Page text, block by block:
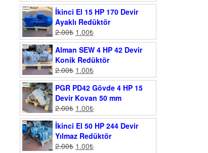
İkinci El 15 HP 170 Devir
Ayaklı Redüktör
2.00₺ 1.00₺
Alman SEW 4 HP 42 Devir
Konik Redüktör
2.00₺ 1.00₺
PGR PD42 Gövde 4 HP 15
Devir Kovan 50 mm
2.00₺ 1.00₺
İkinci El 50 HP 244 Devir
Yılmaz Redüktör
2.00₺ 1.00₺